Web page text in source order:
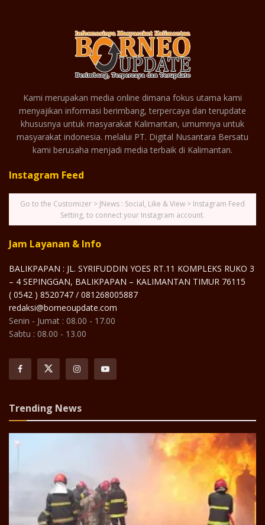
Kami merupakan media online dimana fokus utama kami
menyajikan informasi berimbang, terpercaya dan terupdate
khususnya untuk masyarakat Kalimantan, umumnya untuk
masyarakat indonesia. melalui PT. Digital Nusantara Bersatu
kami berusaha menjadi media terbaik di Kalimantan.
Instagram Feed
Go to the Customizer > JNews : Social, Like & View > Instagram Feed
Setting, to connect your Instagram account.
Jam Layanan & Info
BALIKPAPAN : JL. SYRIFUDDIN YOES RT.11 KOMPLEKS RUKO 3
– 4 SEPINGGAN, BALIKPAPAN – KALIMANTAN TIMUR 76115
( 0542 ) 8520747 / 081268005887
redaksi@borneoupdate.com
Senin - Jumat : 08.00 - 17.00
Sabtu : 08.00 - 13.00
Trending News